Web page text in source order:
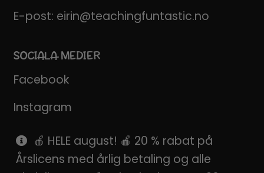
E-post: eirin@teachingfuntastic.no
SOCIALA MEDIER
Facebook
Instagram
Pinterest
SnapChat
🍎 HELE august! 🍎 20 % rabat på
Årslicens med årlig betaling og alle